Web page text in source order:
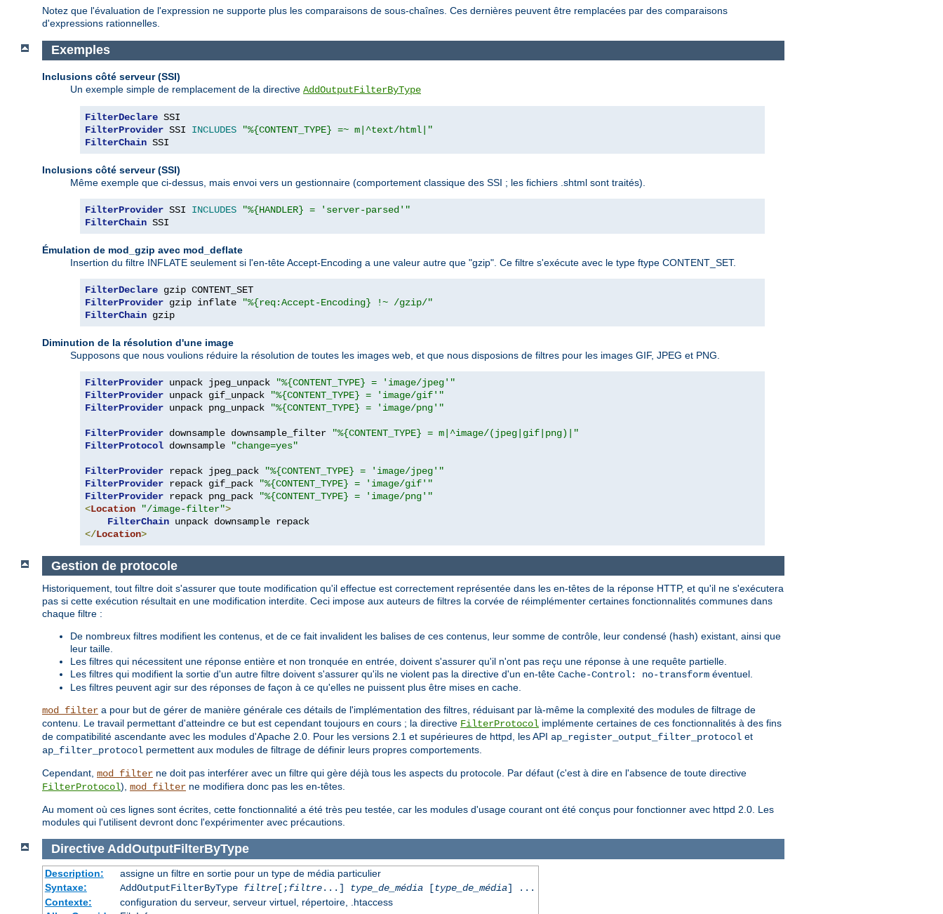
Notez que l'évaluation de l'expression ne supporte plus les comparaisons de sous-chaînes. Ces dernières peuvent être remplacées par des comparaisons
d'expressions rationnelles.
Exemples
Inclusions côté serveur (SSI)
Un exemple simple de remplacement de la directive AddOutputFilterByType
FilterDeclare
FilterProvider SSI INCLUDES
"%{CONTENT_TYPE} =~ m|^text/html|"
FilterChain SSI
Inclusions côté serveur (SSI)
Même exemple que ci-dessus, mais envoi vers un gestionnaire (comportement classique des SSI ; les fichiers .shtml sont traités).
FilterProvider SSI INCLUDES
"%{HANDLER} = 'server-parsed'"
FilterChain SSI
Émulation de mod_gzip avec mod_deflate
Insertion du filtre INFLATE seulement si l'en-tête Accept-Encoding a une valeur autre que "gzip". Ce filtre s'exécute avec le type ftype CONTENT_SET.
FilterDeclare
FilterProvider gzip inflate
"%{req:Accept-Encoding} !~ /gzip/"
FilterChain gzip
Diminution de la résolution d'une image
Supposons que nous voulions réduire la résolution de toutes les images web, et que nous disposions de filtres pour les images GIF, JPEG et PNG.
FilterProvider unpack jpeg_unpack
"%{CONTENT_TYPE} = 'image/jpeg'"
FilterProvider unpack gif_unpack
"%{CONTENT_TYPE} = 'image/gif'"
FilterProvider unpack png_unpack "%{CONTENT_TYPE} = 'image/png'"
FilterProvider downsample downsample_filter
"%{CONTENT_TYPE} = m|^image/(jpeg|gif|png)|"
FilterProtocol downsample "change=yes"
FilterProvider repack jpeg_pack
"%{CONTENT_TYPE} = 'image/jpeg'"
FilterProvider repack gif_pack
"%{CONTENT_TYPE} = 'image/gif'"
FilterProvider repack png_pack
"%{CONTENT_TYPE} = 'image/png'"
<Location "/image-filter">
FilterChain
</Location>
Gestion de protocole
Historiquement, tout filtre doit s'assurer que toute modification qu'il effectue est correctement représentée dans les en-têtes de la réponse HTTP, et qu'il ne s'exécutera
pas si cette exécution résultait en une modification interdite. Ceci impose aux auteurs de filtres la corvée de réimplémenter certaines fonctionnalités communes dans
chaque filtre :
De nombreux filtres modifient les contenus, et de ce fait invalident les balises de ces contenus, leur somme de contrôle, leur condensé (hash) existant, ainsi que
leur taille.
Les filtres qui nécessitent une réponse entière et non tronquée en entrée, doivent s'assurer qu'il n'ont pas reçu une réponse à une requête partielle.
Les filtres qui modifient la sortie d'un autre filtre doivent s'assurer qu'ils ne violent pas la directive d'un en-tête Cache-Control: no-transform éventuel.
Les filtres peuvent agir sur des réponses de façon à ce qu'elles ne puissent plus être mises en cache.
mod_filter a pour but de gérer de manière générale ces détails de l'implémentation des filtres, réduisant par là-même la complexité des modules de filtrage de
contenu. Le travail permettant d'atteindre ce but est cependant toujours en cours ; la directive FilterProtocol implémente certaines de ces fonctionnalités à des fins
de compatibilité ascendante avec les modules d'Apache 2.0. Pour les versions 2.1 et supérieures de httpd, les API ap_register_output_filter_protocol et
ap_filter_protocol permettent aux modules de filtrage de définir leurs propres comportements.
Cependant, mod_filter ne doit pas interférer avec un filtre qui gère déjà tous les aspects du protocole. Par défaut (c'est à dire en l'absence de toute directive
FilterProtocol), mod_filter ne modifiera donc pas les en-têtes.
Au moment où ces lignes sont écrites, cette fonctionnalité a été très peu testée, car les modules d'usage courant ont été conçus pour fonctionner avec httpd 2.0. Les
modules qui l'utilisent devront donc l'expérimenter avec précautions.
Directive AddOutputFilterByType
Description:
assigne un filtre en sortie pour un type de média particulier
Syntaxe:
AddOutputFilterByType filtre[;filtre...] type_de_média[type_de_média] ...
Contexte:
configuration du serveur, serveur virtuel, répertoire, .htaccess